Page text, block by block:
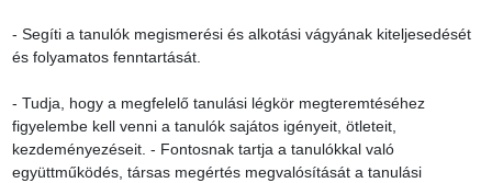
- Segíti a tanulók megismerési és alkotási vágyának kiteljesedését
és folyamatos fenntartását.
- Tudja, hogy a megfelelő tanulási légkör megteremtéséhez
figyelembe kell venni a tanulók sajátos igényeit, ötleteit,
kezdeményezéseit. - Fontosnak tartja a tanulókkal való
együttműködés, társas megértés megvalósítását a tanulási